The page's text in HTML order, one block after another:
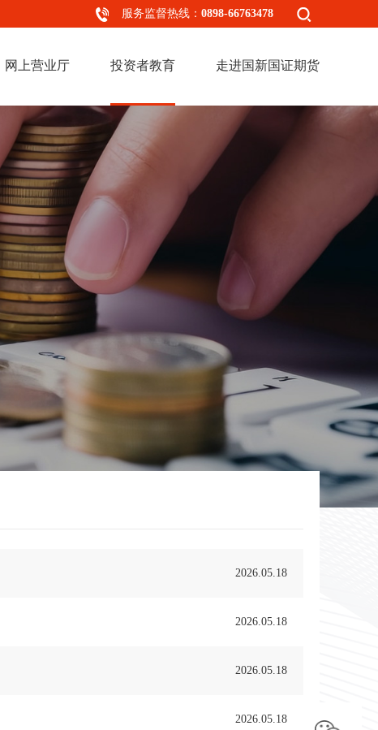
服务监督热线： 0898-66763478
网上营业厅 投资者教育 走进国新国证期货
2026.05.18
2026.05.18
2026.05.18
2026.05.18